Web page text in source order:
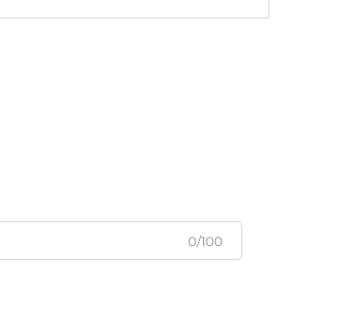
Nutrem suavemente o corpo,
0/100